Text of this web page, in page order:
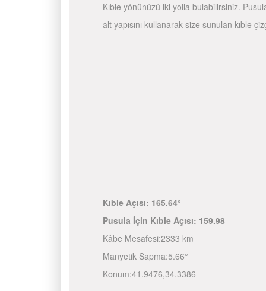
Kıble yönünüzü iki yolla bulabilirsiniz.
alt yapısını kullanarak size sunulan kıble
Kıble Açısı: 165.64°
Pusula İçin Kıble Açısı: 159.98
Kâbe Mesafesi:2333 km
Manyetik Sapma:5.66°
Konum:41.9476,34.3386